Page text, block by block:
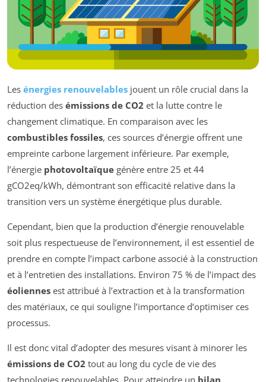
Les énergies renouvelables jouent un rôle crucial dans la
réduction des émissions de CO2 et la lutte contre le
changement climatique. En comparaison avec les
combustibles fossiles, ces sources d’énergie offrent une
empreinte carbone largement inférieure. Par exemple,
l’énergie photovoltaïque génère entre 25 et 44
gCO2eq/kWh, démontrant son efficacité relative dans la
transition vers un système énergétique plus durable.
Cependant, bien que la production d’énergie renouvelable
soit plus respectueuse de l’environnement, il est essentiel de
prendre en compte l’impact carbone associé à la construction
et à l’entretien des installations. Environ 75 % de l’impact des
éoliennes est attribué à l’extraction et à la transformation
des matériaux, ce qui souligne l’importance d’optimiser ces
processus.
Il est donc vital d’adopter des mesures visant à minorer les
émissions de CO2 tout au long du cycle de vie des
technologies renouvelables. Pour atteindre un bilan